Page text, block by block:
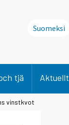
Suomeksi
tjä Aktuellt
vinstkvot